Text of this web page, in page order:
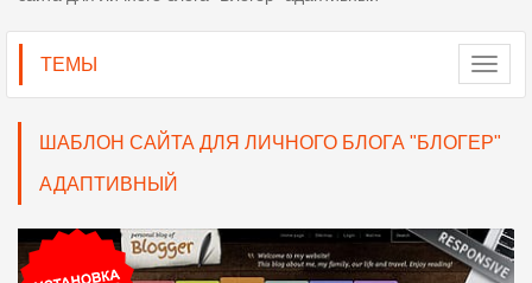
ТЕМЫ
ШАБЛОН САЙТА ДЛЯ ЛИЧНОГО БЛОГА "БЛОГЕР"
АДАПТИВНЫЙ